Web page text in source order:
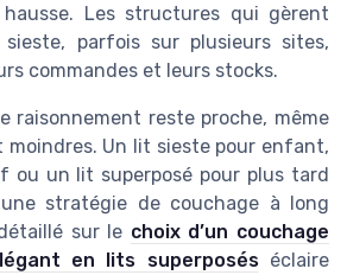
Les structures qui gèrent
sieste, parfois sur plusieurs sites,
commandes et leurs stocks.
raisonnement reste proche, même
moindres. Un lit sieste pour enfant,
ou un lit superposé pour plus tard
stratégie de couchage à long
sur le choix d’un couchage
en lits superposéséclaire